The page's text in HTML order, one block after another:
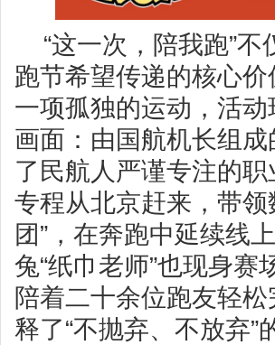
“这一次，陪我跑”
跑节希望传递的核心
一项孤独的运动，活
画面：由国航机长组成
了民航人严谨专注的
专程从北京赶来，带
团”，在奔跑中延续线
兔“纸巾老师”也现身
陪着二十余位跑友轻
释了“不抛弃、不放弃”